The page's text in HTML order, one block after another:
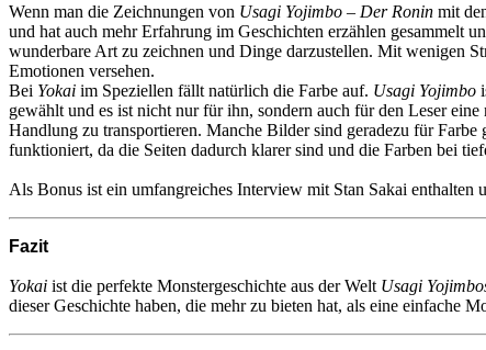
Wenn man die Zeichnungen von Usagi Yojimbo – Der Ronin mit
und hat auch mehr Erfahrung im Geschichten erzählen gesammelt
wunderbare Art zu zeichnen und Dinge darzustellen. Mit wenigen
Emotionen versehen.
Bei Yokai im Speziellen fällt natürlich die Farbe auf. Usagi Yojimbo
gewählt und es ist nicht nur für ihn, sondern auch für den Leser eine
Handlung zu transportieren. Manche Bilder sind geradezu für Farbe
funktioniert, da die Seiten dadurch klarer sind und die Farben bei
Als Bonus ist ein umfangreiches Interview mit Stan Sakai
Fazit
Yokai ist die perfekte Monstergeschichte aus der Welt Usagi
dieser Geschichte haben, die mehr zu bieten hat, als eine einfache